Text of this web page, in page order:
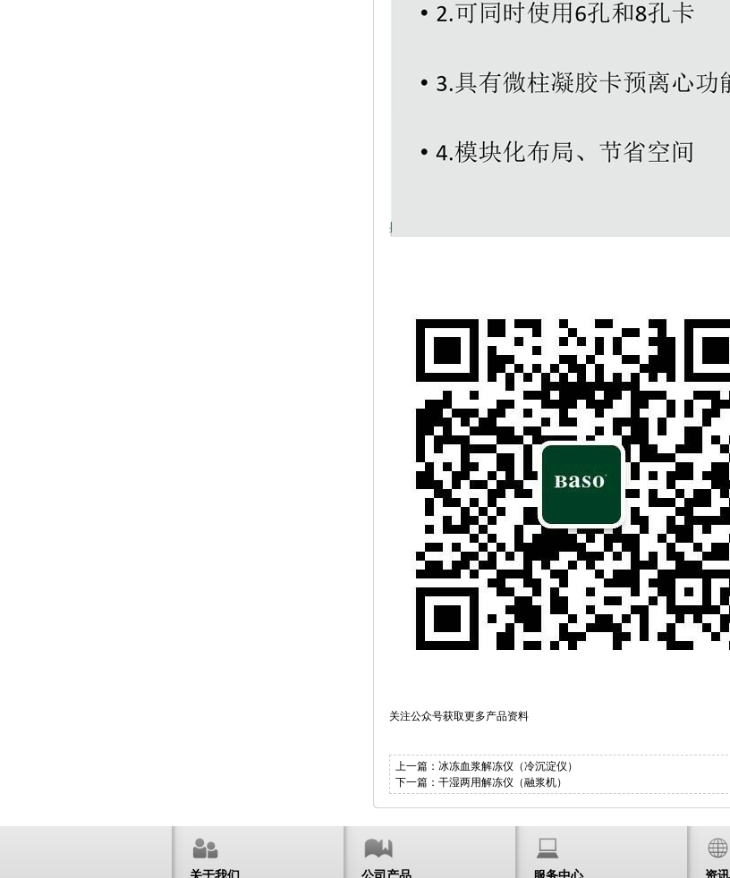
关注公众号获取更多产品资料
上一篇： 冰冻血浆解冻仪（冷沉淀仪）
下一篇： 干湿两用解冻仪（融浆机）